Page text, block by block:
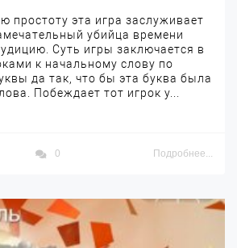
простоту эта игра заслуживает
убийца времени
Суть игры заключается в
к начальному слову по
да так, что бы эта буква была
Побеждает тот игрок у...
0 Подробнее...